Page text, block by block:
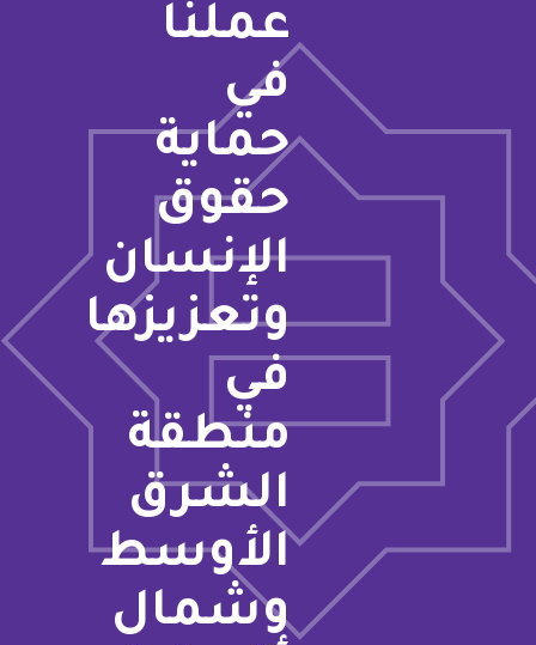
عملنا
في
حماية
حقوق
الإنسان
وتعزيزها
في
منطقة
الشرق
الأوسط
وشمال